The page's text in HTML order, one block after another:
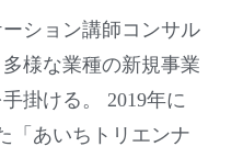
ション講師コンサル
様な業種の新規事業
掛ける。 2019年に
「あいちトリエンナ